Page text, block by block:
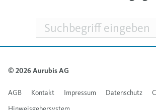
Suchfeld
© 2026 Aurubis AG
AGB Kontakt Impressum Datenschutz